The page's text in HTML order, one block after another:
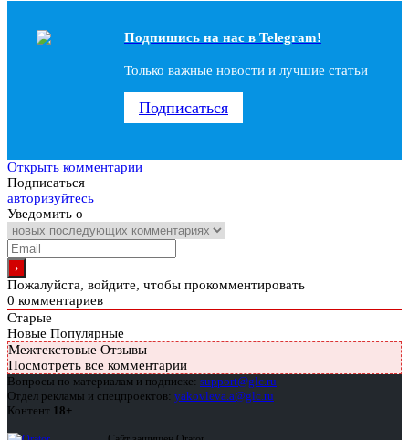
Подпишись на наc в Telegram!
Только важные новости и лучшие статьи
Подписаться
Открыть комментарии
Подписаться
авторизуйтесь
Уведомить о
Пожалуйста, войдите, чтобы прокомментировать
0 комментариев
Старые
Новые Популярные
Межтекстовые Отзывы
Посмотреть все комментарии
Вопросы по материалам и подписке: support@glc.ru
Отдел рекламы и спецпроектов: yakovleva.a@glc.ru
Контент 18+